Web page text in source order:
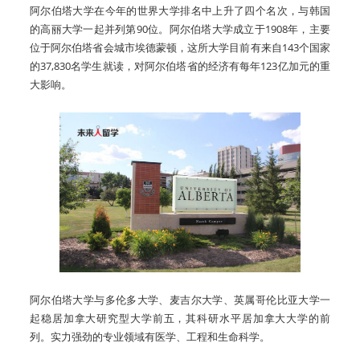
阿尔伯塔大学在今年的世界大学排名中上升了四个名次，与韩国
的高丽大学一起并列第90位。阿尔伯塔大学成立于1908年，主要
位于阿尔伯塔省会城市埃德蒙顿，这所大学目前有来自143个国家
的37,830名学生就读，对阿尔伯塔省的经济有每年123亿加元的重
大影响。
阿尔伯塔大学与多伦多大学、麦吉尔大学、英属哥伦比亚大学一
起稳居加拿大研究型大学前五，其科研水平居加拿大大学的前
列。实力强劲的专业领域有医学、工程和生命科学。